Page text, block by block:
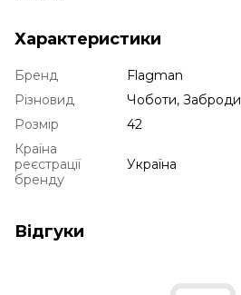
Характеристики
Бренд
Flagman
Різновид
Чоботи, Заброди
Розмір
42
Країна
реєстрації
бренду
Україна
Відгуки